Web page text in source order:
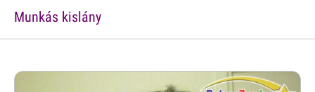
Munkás kislány